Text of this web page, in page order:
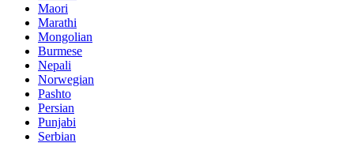
Maori
Marathi
Mongolian
Burmese
Nepali
Norwegian
Pashto
Persian
Punjabi
Serbian